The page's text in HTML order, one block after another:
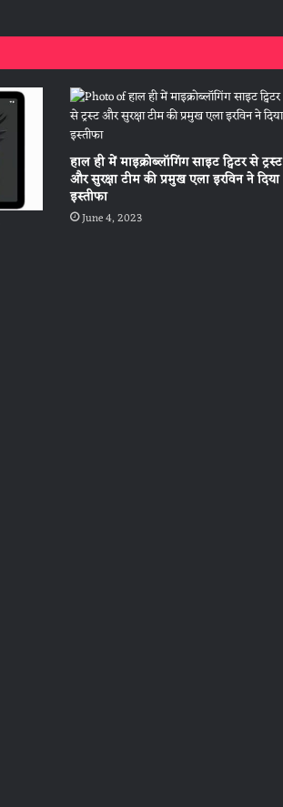
हाल ही में माइक्रोब्लॉगिंग साइट ट्विटर से ट्रस्ट
और सुरक्षा टीम की प्रमुख एला इरविन ने दिया
इस्तीफा
June 4, 2023